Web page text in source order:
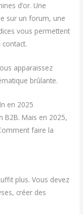
d’or. Une
sur un forum, une
vous permettent
apparaissez
brûlante.
en 2025
B2B. Mais en 2025,
faire la
plus. Vous devez
créer des